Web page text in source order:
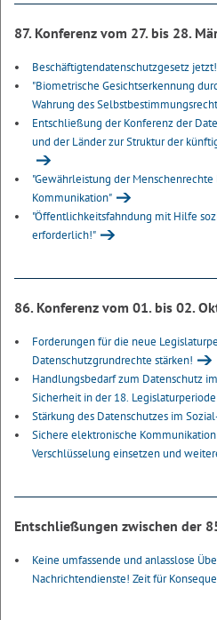
87. Konferenz vom 27. bis 28.
Beschäftigtendatenschutzgesetz jetzt!
"Biometrische Gesichtserkennung
Wahrung des
Entschließung der Konferenz der
und der Länder zur Struktur der
"Gewährleistung der
Kommunikation"
"Öffentlichkeitsfahndung mit Hilfe
erforderlich!"
86. Konferenz vom 01. bis 02.
Forderungen für die neue
Datenschutzgrundrechte stärken!
Handlungsbedarf zum Datenschutz
Sicherheit in der 18.
Stärkung des Datenschutzes im
Sichere elektronische
Verschlüsselung einsetzen und
Entschließungen zwischen der
Keine umfassende und anlasslose
Nachrichtendienste! Zeit für